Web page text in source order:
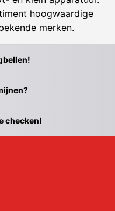
hoogwaardige
merken.
checken!